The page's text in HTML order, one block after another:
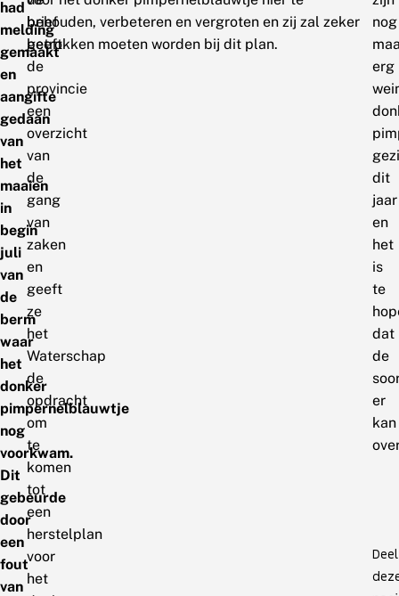
had
melding
gemaakt
en
aangifte
gedaan
van
het
maaien
in
begin
juli
van
de
berm
waar
het
donker
pimpernelblauwtje
nog
voorkwam.
Dit
gebeurde
door
een
fout
van
brief
geeft
de
provincie
een
overzicht
van
de
gang
van
zaken
en
geeft
ze
het
Waterschap
de
opdracht
om
te
komen
tot
een
herstelplan
voor
het
behouden, verbeteren en vergroten en zij zal zeker
betrokken moeten worden bij dit plan.
nog
erg
dit
jaar
en
het
is
te
dat
de
er
kan
Deel